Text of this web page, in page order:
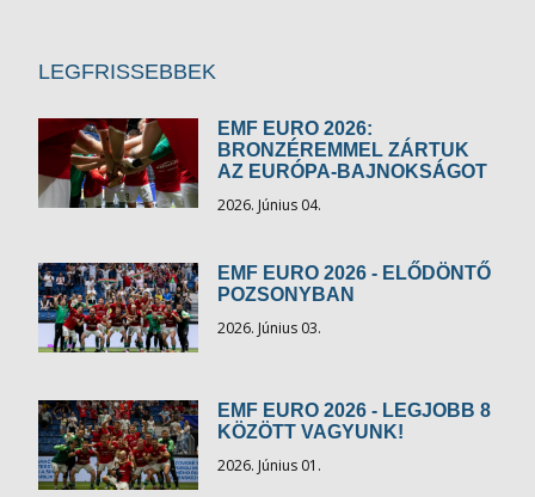
LEGFRISSEBBEK
EMF EURO 2026:
BRONZÉREMMEL ZÁRTUK
AZ EURÓPA-BAJNOKSÁGOT
2026. Június 04.
EMF EURO 2026 - ELŐDÖNTŐ
POZSONYBAN
2026. Június 03.
EMF EURO 2026 - LEGJOBB 8
KÖZÖTT VAGYUNK!
2026. Június 01.